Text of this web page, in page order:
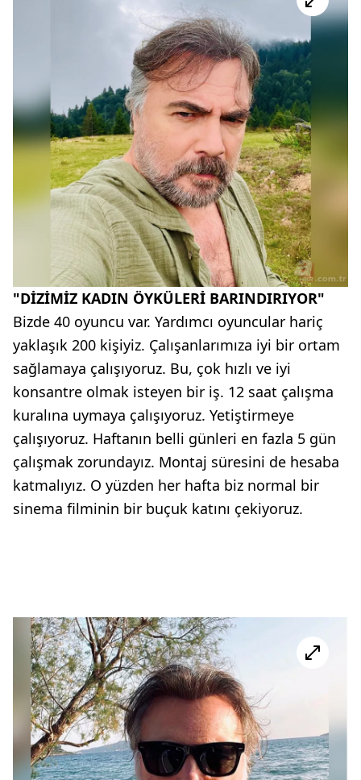
"DİZİMİZ KADIN ÖYKÜLERİ BARINDIRIYOR"
Bizde 40 oyuncu var. Yardımcı oyuncular hariç
yaklaşık 200 kişiyiz. Çalışanlarımıza iyi bir ortam
sağlamaya çalışıyoruz. Bu, çok hızlı ve iyi
konsantre olmak isteyen bir iş. 12 saat çalışma
kuralına uymaya çalışıyoruz. Yetiştirmeye
çalışıyoruz. Haftanın belli günleri en fazla 5 gün
çalışmak zorundayız. Montaj süresini de hesaba
katmalıyız. O yüzden her hafta biz normal bir
sinema filminin bir buçuk katını çekiyoruz.